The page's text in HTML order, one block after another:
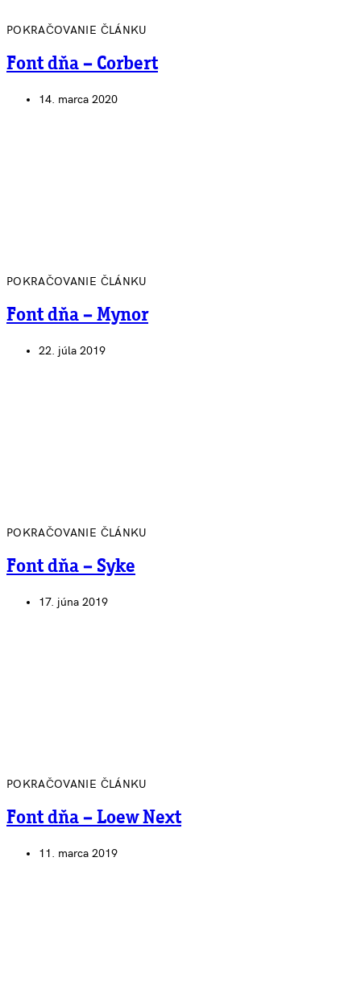
POKRAČOVANIE ČLÁNKU
Font dňa – Corbert
14. marca 2020
POKRAČOVANIE ČLÁNKU
Font dňa – Mynor
22. júla 2019
POKRAČOVANIE ČLÁNKU
Font dňa – Syke
17. júna 2019
POKRAČOVANIE ČLÁNKU
Font dňa – Loew Next
11. marca 2019